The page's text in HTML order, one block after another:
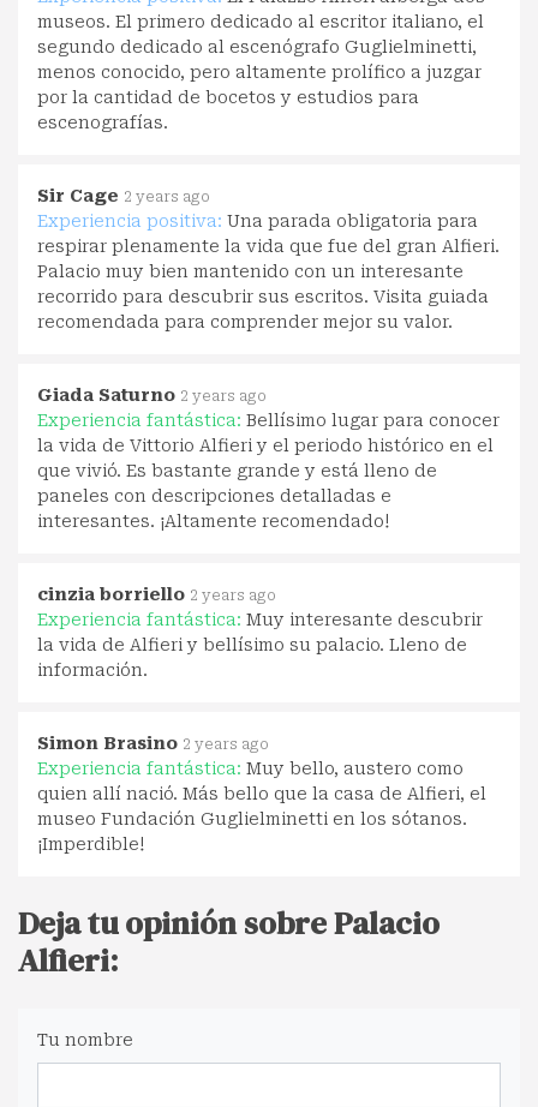
museos. El primero dedicado al escritor italiano, el
segundo dedicado al escenógrafo Guglielminetti,
menos conocido, pero altamente prolífico a juzgar
por la cantidad de bocetos y estudios para
escenografías.
Sir Cage 2 years ago
Experiencia positiva: Una parada obligatoria para
respirar plenamente la vida que fue del gran Alfieri.
Palacio muy bien mantenido con un interesante
recorrido para descubrir sus escritos. Visita guiada
recomendada para comprender mejor su valor.
Giada Saturno 2 years ago
Experiencia fantástica: Bellísimo lugar para conocer
la vida de Vittorio Alfieri y el periodo histórico en el
que vivió. Es bastante grande y está lleno de
paneles con descripciones detalladas e
interesantes. ¡Altamente recomendado!
cinzia borriello 2 years ago
Experiencia fantástica: Muy interesante descubrir
la vida de Alfieri y bellísimo su palacio. Lleno de
información.
Simon Brasino 2 years ago
Experiencia fantástica: Muy bello, austero como
quien allí nació. Más bello que la casa de Alfieri, el
museo Fundación Guglielminetti en los sótanos.
¡Imperdible!
Deja tu opinión sobre Palacio
Alfieri:
Tu nombre